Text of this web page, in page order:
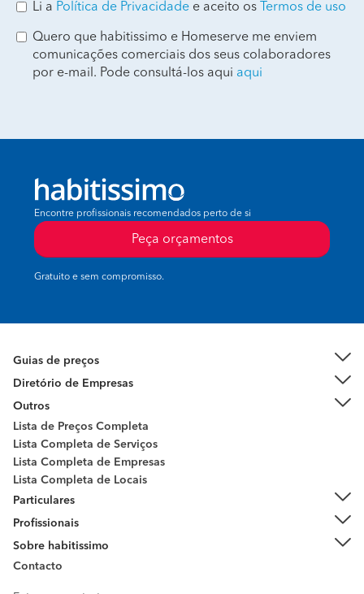
Li a Política de Privacidade e aceito os Termos de uso
Quero que habitissimo e Homeserve me enviem
comunicações comerciais dos seus colaboradores
por e-mail. Pode consultá-los aqui aqui
Encontre profissionais recomendados perto de si
Peça orçamentos
Gratuito e sem compromisso.
Guias de preços
Diretório de Empresas
Outros
Lista de Preços Completa
Lista Completa de Serviços
Lista Completa de Empresas
Lista Completa de Locais
Particulares
Profissionais
Sobre habitissimo
Contacto